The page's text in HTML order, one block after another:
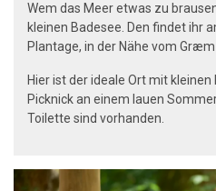
Wem das Meer etwas zu
kleinen Badesee. Den findet ihr
Plantage, in der Nähe vom Græm
Hier ist der ideale Ort mit
Picknick an einem lauen
Toilette sind vorhanden.